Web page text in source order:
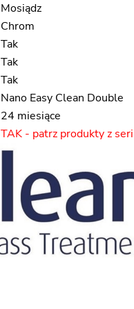
Mosiądz
Chrom
Tak
Tak
Tak
Nano Easy Clean Double
24 miesiące
TAK - patrz produkty z